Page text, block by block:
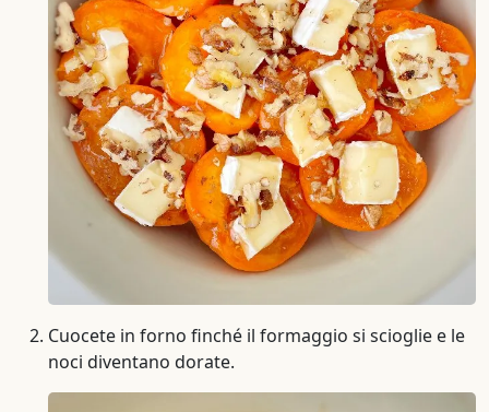
Cuocete in forno finché il formaggio si scioglie e le
noci diventano dorate.